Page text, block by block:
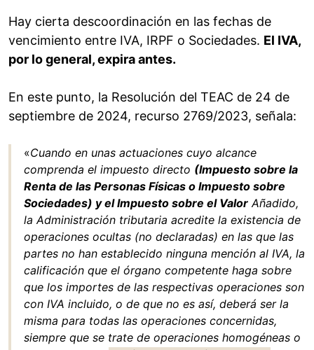
Hay cierta descoordinación en las fechas de
vencimiento entre IVA, IRPF o Sociedades. El IVA,
por lo general, expira antes.
En este punto, la Resolución del TEAC de 24 de
septiembre de 2024, recurso 2769/2023, señala:
«Cuando en unas actuaciones cuyo alcance
comprenda el impuesto directo (Impuesto sobre la
Renta de las Personas Físicas o Impuesto sobre
Sociedades) y el Impuesto sobre el Valor Añadido,
la Administración tributaria acredite la existencia de
operaciones ocultas (no declaradas) en las que las
partes no han establecido ninguna mención al IVA, la
calificación que el órgano competente haga sobre
que los importes de las respectivas operaciones son
con IVA incluido, o de que no es así, deberá ser la
misma para todas las operaciones concernidas,
siempre que se trate de operaciones homogéneas o